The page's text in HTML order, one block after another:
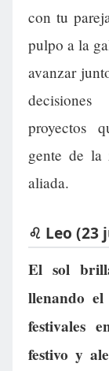
con tu
pulpo a la
avanzar
decisiones
proyectos
gente de la
aliada.
♌ Leo (23
El sol
llenando
festivales
festivo y